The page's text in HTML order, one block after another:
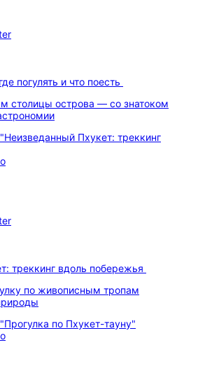
погулять и что поесть
столицы острова — со знатоком
треккинг вдоль побережья
по живописным тропам